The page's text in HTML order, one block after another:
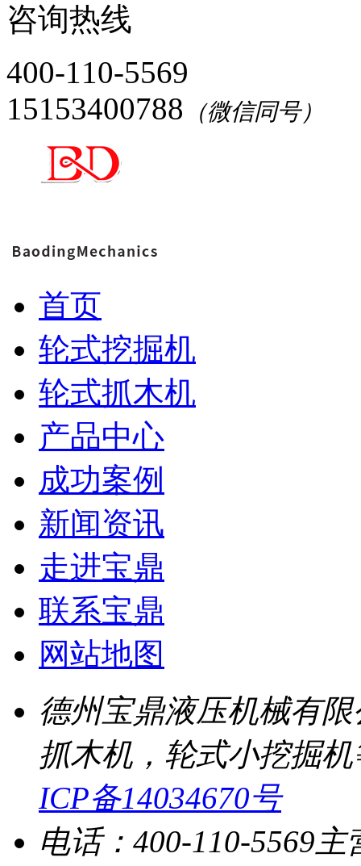
咨询热线
400-110-5569
15153400788 （微信同号）
首页
轮式挖掘机
轮式抓木机
产品中心
成功案例
新闻资讯
走进宝鼎
联系宝鼎
网站地图
德州宝鼎液压机械有
抓木机，轮式小挖掘
ICP备14034670号
电话：400-110-5569 主